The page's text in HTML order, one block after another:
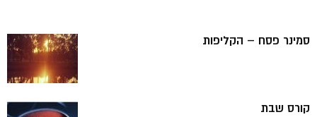
סמינר פסח – הקליפות
קורס שבת